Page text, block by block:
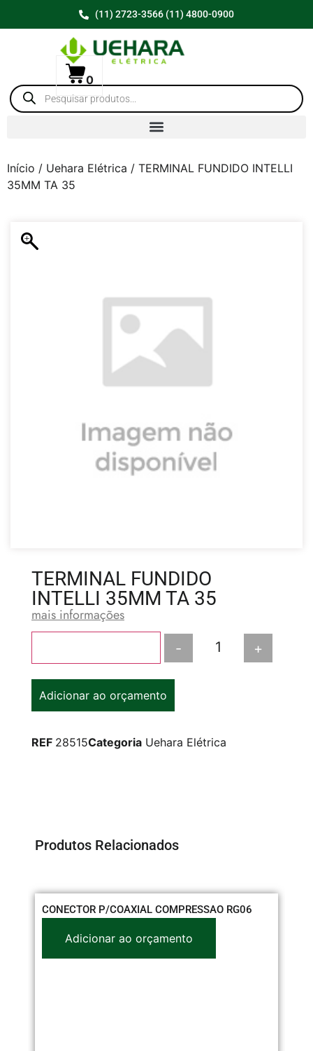
(11) 2723-3566 (11) 4800-0900
0
Início / Uehara Elétrica / TERMINAL FUNDIDO INTELLI
35MM TA 35
TERMINAL FUNDIDO
INTELLI 35MM TA 35
mais informações
- +
Adicionar ao orçamento
REF 28515Categoria Uehara Elétrica
Produtos Relacionados
CONECTOR P/COAXIAL COMPRESSAO RG06
Adicionar ao orçamento